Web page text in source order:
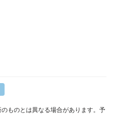
ものとは異なる場合があります。予